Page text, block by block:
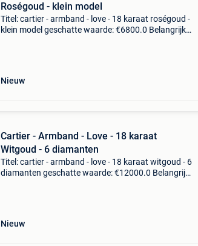
Roségoud - klein model
Titel: cartier - armband - love - 18 karaat roségoud -
klein model geschatte waarde: €6800.0 Belangrijk:
Nieuw
Cartier - Armband - Love - 18 karaat
Witgoud - 6 diamanten
Titel: cartier - armband - love - 18 karaat witgoud - 6
diamanten geschatte waarde: €12000.0 Belangrijk:
Nieuw